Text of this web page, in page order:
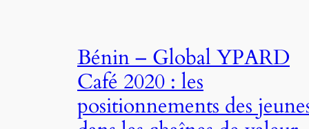
Bénin – Global YPARD
Café 2020 : les
positionnements des